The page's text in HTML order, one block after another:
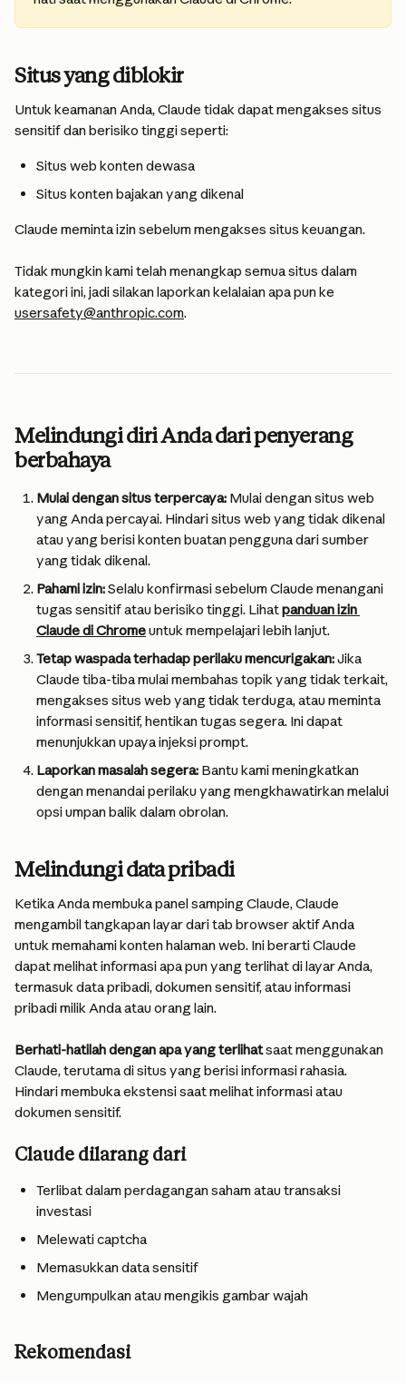
Situs yang diblokir
Untuk keamanan Anda, Claude tidak dapat mengakses situs
sensitif dan berisiko tinggi seperti:
Situs web konten dewasa
Situs konten bajakan yang dikenal
Claude meminta izin sebelum mengakses situs keuangan.
Tidak mungkin kami telah menangkap semua situs dalam
kategori ini, jadi silakan laporkan kelalaian apa pun ke
usersafety@anthropic.com.
Melindungi diri Anda dari penyerang
berbahaya
Mulai dengan situs terpercaya: Mulai dengan situs web
yang Anda percayai. Hindari situs web yang tidak dikenal
atau yang berisi konten buatan pengguna dari sumber
yang tidak dikenal.
Pahami izin: Selalu konfirmasi sebelum Claude menangani
tugas sensitif atau berisiko tinggi. Lihat panduan izin
Claude di Chrome untuk mempelajari lebih lanjut.
Tetap waspada terhadap perilaku mencurigakan: Jika
Claude tiba-tiba mulai membahas topik yang tidak terkait,
mengakses situs web yang tidak terduga, atau meminta
informasi sensitif, hentikan tugas segera. Ini dapat
menunjukkan upaya injeksi prompt.
Laporkan masalah segera: Bantu kami meningkatkan
dengan menandai perilaku yang mengkhawatirkan melalui
opsi umpan balik dalam obrolan.
Melindungi data pribadi
Ketika Anda membuka panel samping Claude, Claude
mengambil tangkapan layar dari tab browser aktif Anda
untuk memahami konten halaman web. Ini berarti Claude
dapat melihat informasi apa pun yang terlihat di layar Anda,
termasuk data pribadi, dokumen sensitif, atau informasi
pribadi milik Anda atau orang lain.
Berhati-hatilah dengan apa yang terlihat saat menggunakan
Claude, terutama di situs yang berisi informasi rahasia.
Hindari membuka ekstensi saat melihat informasi atau
dokumen sensitif.
Claude dilarang dari
Terlibat dalam perdagangan saham atau transaksi
investasi
Melewati captcha
Memasukkan data sensitif
Mengumpulkan atau mengikis gambar wajah
Rekomendasi